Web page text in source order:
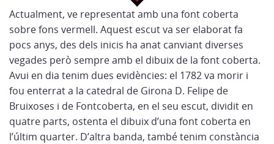
Actualment, ve representat amb una font coberta
sobre fons vermell. Aquest escut va ser elaborat fa
pocs anys, des dels inicis ha anat canviant diverses
vegades però sempre amb el dibuix de la font coberta.
Avui en dia tenim dues evidències: el 1782 va morir i
fou enterrat a la catedral de Girona D. Felipe de
Bruixoses i de Fontcoberta, en el seu escut, dividit en
quatre parts, ostenta el dibuix d’una font coberta en
l’últim quarter. D’altra banda, també tenim constància